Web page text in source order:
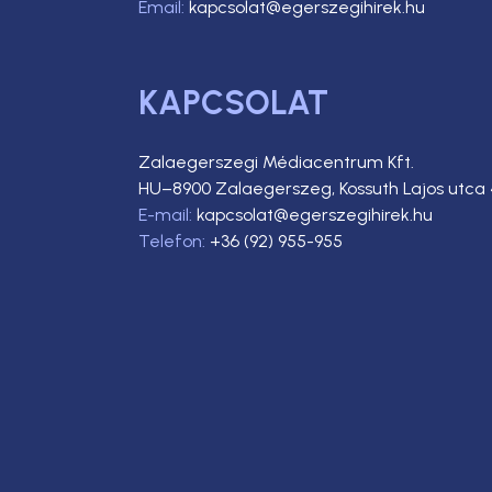
Email: kapcsolat@egerszegihirek.hu
KAPCSOLAT
Zalaegerszegi Médiacentrum Kft.
HU–8900 Zalaegerszeg, Kossuth Lajos utca
E-mail: kapcsolat@egerszegihirek.hu
Telefon: +36 (92) 955-955